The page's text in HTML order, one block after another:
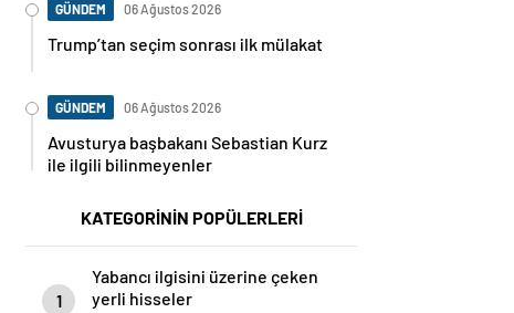
GÜNDEM 06 Ağustos 2026
Trump’tan seçim sonrası ilk mülakat
GÜNDEM 06 Ağustos 2026
Avusturya başbakanı Sebastian Kurz
ile ilgili bilinmeyenler
KATEGORİNİN POPÜLERLERİ
1
Yabancı ilgisini üzerine çeken
yerli hisseler